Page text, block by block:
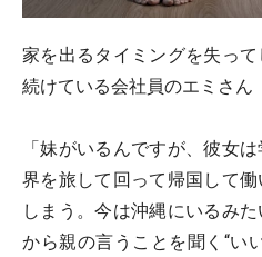
家を出るタイミングを失っ
続けている会社員のエミさん
「妹がいるんですが、彼女
界を旅して回って帰国して
しまう。今は沖縄にいるみ
から親の言うことを聞く“い